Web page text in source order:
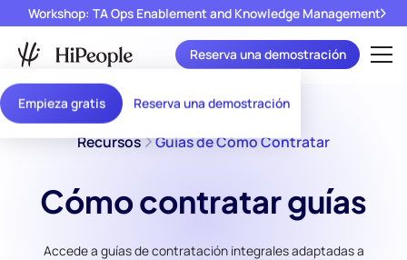
Empieza gratis Reserva una demostración
Workshop: TA Ops Enablement and Knowledge Management
Reserva una demostración
Recursos Guías de Cómo Contratar
Cómo contratar guías
Accede a guías de contratación integrales adaptadas a